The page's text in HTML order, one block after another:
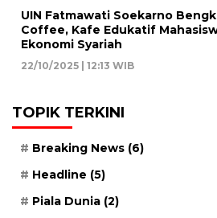
UIN Fatmawati Soekarno
Coffee, Kafe Edukatif
Ekonomi Syariah
22/10/2025 | 12:13 WIB
TOPIK TERKINI
Breaking News (6)
Headline (5)
Piala Dunia (2)